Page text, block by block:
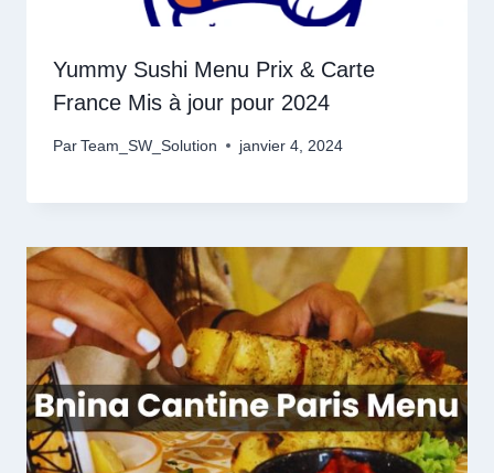
Yummy Sushi Menu Prix & Carte
France Mis à jour pour 2024
Par Team_SW_Solution janvier 4, 2024